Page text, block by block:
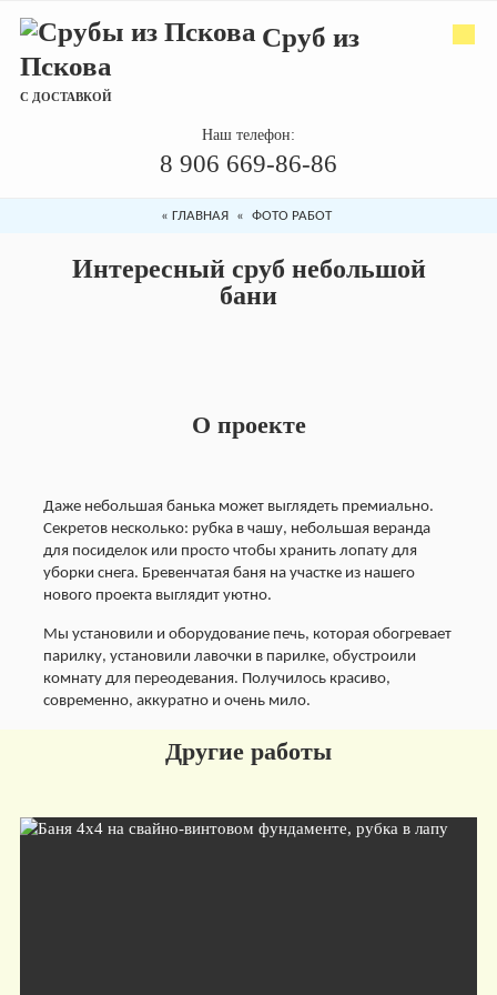
Сруб из
Пскова
С ДОСТАВКОЙ
Наш телефон:
8 906 669-86-86
« ГЛАВНАЯ « ФОТО РАБОТ
Интересный сруб небольшой
бани
О проекте
Даже небольшая банька может выглядеть премиально.
Секретов несколько: рубка в чашу, небольшая веранда
для посиделок или просто чтобы хранить лопату для
уборки снега. Бревенчатая баня на участке из нашего
нового проекта выглядит уютно.
Мы установили и оборудование печь, которая обогревает
парилку, установили лавочки в парилке, обустроили
комнату для переодевания. Получилось красиво,
современно, аккуратно и очень мило.
Другие работы